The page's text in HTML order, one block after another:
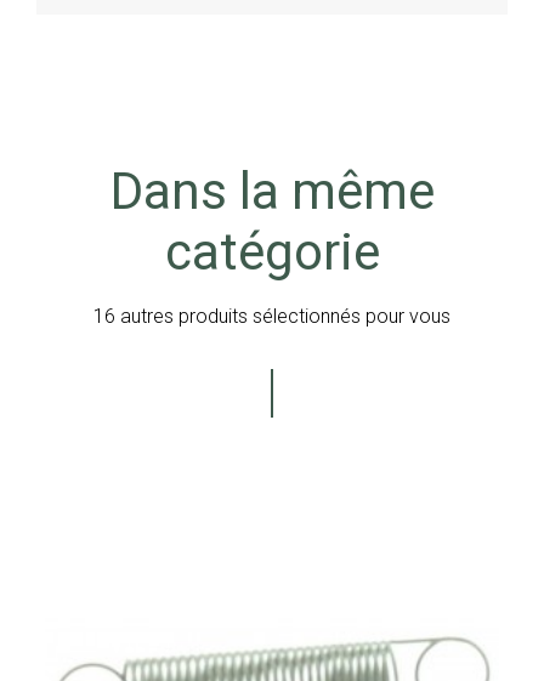
Dans la même
catégorie
16 autres produits sélectionnés pour vous